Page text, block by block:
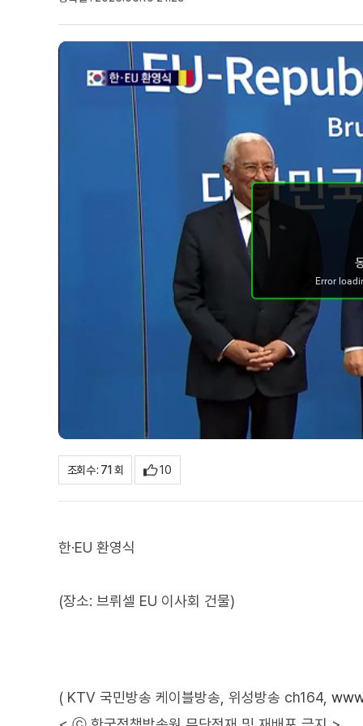
조회수 : 71 회 10
한·EU 환영식
(장소: 브뤼셀 EU 이사회 건물)
( KTV 국민방송 케이블방송, 위성방송 ch164,